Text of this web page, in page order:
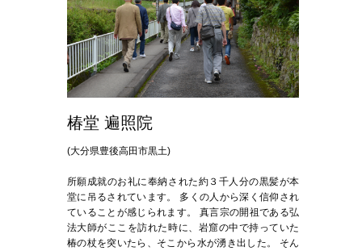
椿堂 遍照院
(大分県豊後高田市黒土)
所願成就のお礼に奉納された約３千人分の黒髪が本
堂に吊るされています。 多くの人から深く信仰され
ていることが感じられます。 真言宗の開祖である弘
法大師がここを訪れた時に、岩窟の中で持っていた
椿の杖を突いたら、そこから水が湧き出した。 そん